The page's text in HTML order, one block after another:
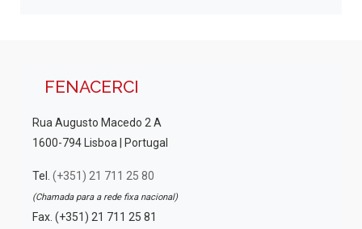
FENACERCI
Rua Augusto Macedo 2 A
1600-794 Lisboa | Portugal
Tel. (+351) 21 711 25 80
(Chamada para a rede fixa nacional)
Fax. (+351) 21 711 25 81